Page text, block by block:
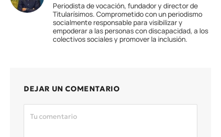
Periodista de vocación, fundador y director de
Titularísimos. Comprometido con un periodismo
socialmente responsable para visibilizar y
empoderar a las personas con discapacidad, a los
colectivos sociales y promover la inclusión.
DEJAR UN COMENTARIO